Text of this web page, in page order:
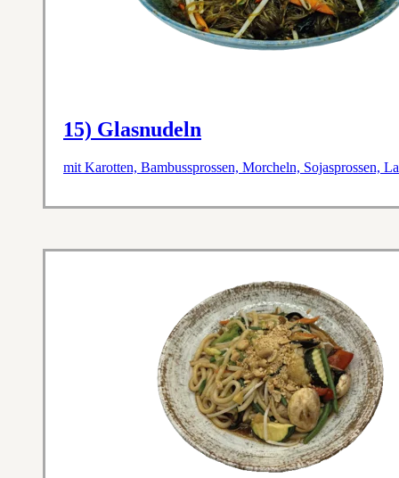
15) Glasnudeln
mit Karotten, Bambussprossen, Morcheln, Sojasprossen,